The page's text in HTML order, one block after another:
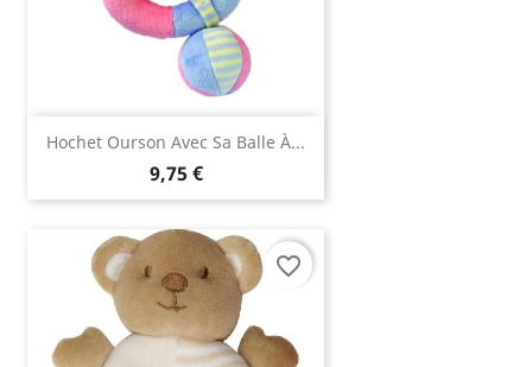
Hochet Ourson Avec Sa Balle À...
9,75 €
favorite_border